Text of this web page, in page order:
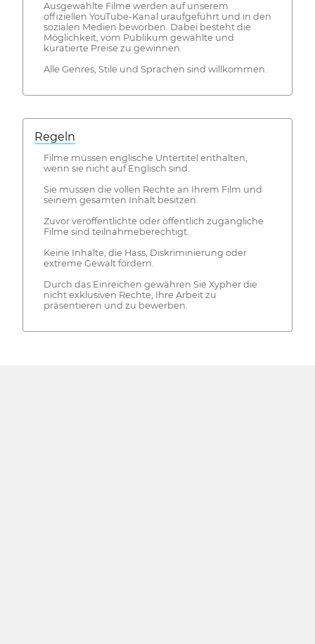
Ausgewählte Filme werden auf unserem
offiziellen YouTube-Kanal uraufgeführt und in den
sozialen Medien beworben. Dabei besteht die
Möglichkeit, vom Publikum gewählte und
kuratierte Preise zu gewinnen.
Alle Genres, Stile und Sprachen sind willkommen.
Regeln
Filme müssen englische Untertitel enthalten,
wenn sie nicht auf Englisch sind.
Sie müssen die vollen Rechte an Ihrem Film und
seinem gesamten Inhalt besitzen.
Zuvor veröffentlichte oder öffentlich zugängliche
Filme sind teilnahmeberechtigt.
Keine Inhalte, die Hass, Diskriminierung oder
extreme Gewalt fördern.
Durch das Einreichen gewähren Sie Xypher die
nicht exklusiven Rechte, Ihre Arbeit zu
präsentieren und zu bewerben.